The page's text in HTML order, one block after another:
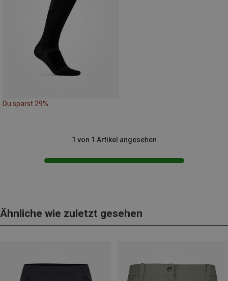
Du sparst 29%
1 von 1 Artikel angesehen
Ähnliche wie zuletzt gesehen